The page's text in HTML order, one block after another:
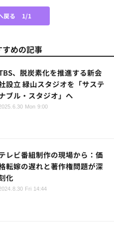
戻る 1/1
めの記事
、脱炭素化を推進する新会
設立 緑山スタジオを「サステ
ブル・スタジオ」へ
Mon 9:00
レビ番組制作の現場から：価
転嫁の遅れと著作権問題が深
化
Fri 14:44